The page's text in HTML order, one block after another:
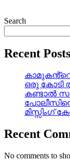
Search
Recent Posts
കാമുകൻ്റെ
ഒരു കോടി
കണ്ടാൽ
മിസ്സിംഗ്
Recent
No comments to